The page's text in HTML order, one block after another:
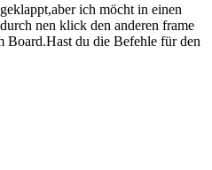
ich möcht in einen
nen klick den anderen frame
Board.Hast du die Befehle für den